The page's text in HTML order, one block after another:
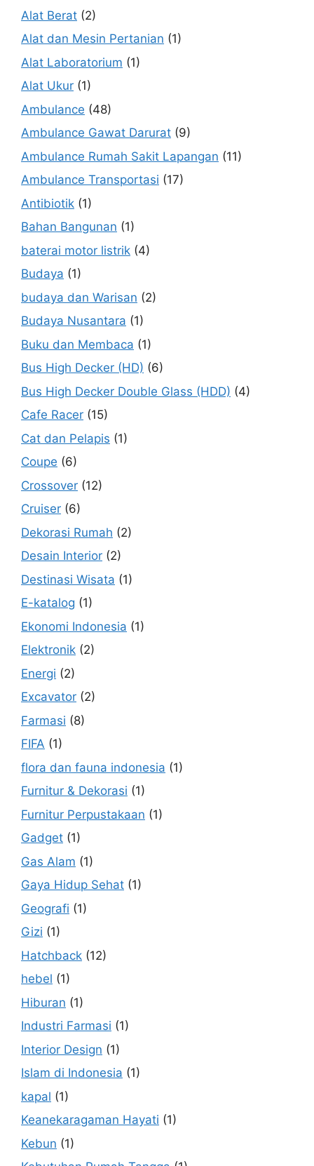
Alat Berat (2)
Alat dan Mesin Pertanian (1)
Alat Laboratorium (1)
Alat Ukur (1)
Ambulance (48)
Ambulance Gawat Darurat (9)
Ambulance Rumah Sakit Lapangan (11)
Ambulance Transportasi (17)
Antibiotik (1)
Bahan Bangunan (1)
baterai motor listrik (4)
Budaya (1)
budaya dan Warisan (2)
Budaya Nusantara (1)
Buku dan Membaca (1)
Bus High Decker (HD) (6)
Bus High Decker Double Glass (HDD) (4)
Cafe Racer (15)
Cat dan Pelapis (1)
Coupe (6)
Crossover (12)
Cruiser (6)
Dekorasi Rumah (2)
Desain Interior (2)
Destinasi Wisata (1)
E-katalog (1)
Ekonomi Indonesia (1)
Elektronik (2)
Energi (2)
Excavator (2)
Farmasi (8)
FIFA (1)
flora dan fauna indonesia (1)
Furnitur & Dekorasi (1)
Furnitur Perpustakaan (1)
Gadget (1)
Gas Alam (1)
Gaya Hidup Sehat (1)
Geografi (1)
Gizi (1)
Hatchback (12)
hebel (1)
Hiburan (1)
Industri Farmasi (1)
Interior Design (1)
Islam di Indonesia (1)
kapal (1)
Keanekaragaman Hayati (1)
Kebun (1)